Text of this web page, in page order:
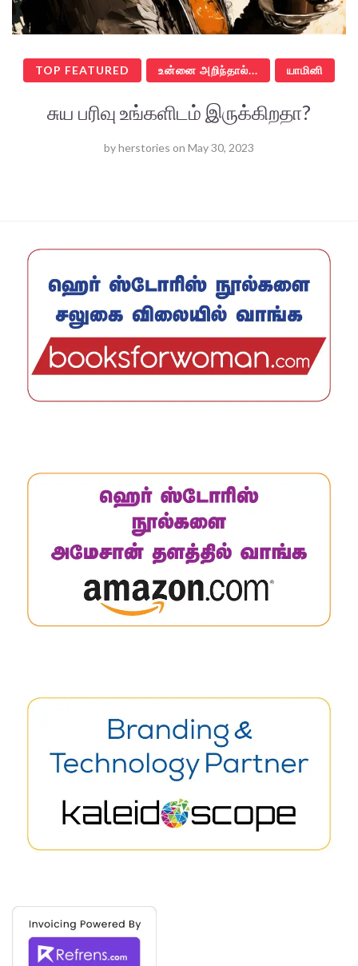
TOP FEATURED உன்னை அறிந்தால்... யாமினி
சுய பரிவு உங்களிடம் இருக்கிறதா?
byherstories on May 30, 2023